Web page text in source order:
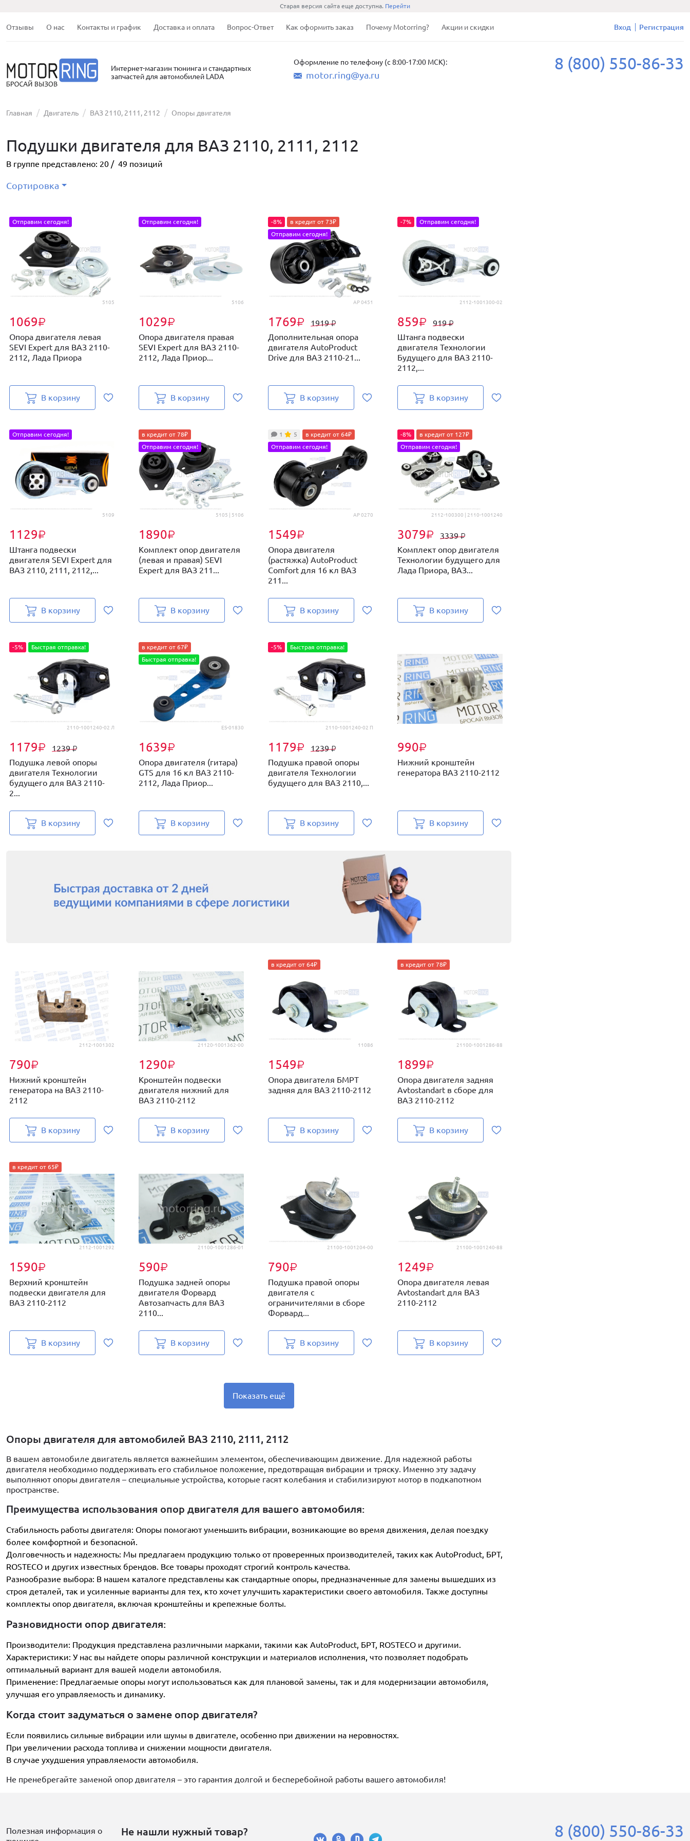
Старая версия сайта еще доступна. Перейти
Отзывы О нас Контакты и график Доставка и оплата Вопрос-Ответ Как оформить заказ Почему Motorring? Акции и скидки Вход Регистрация
Интернет-магазин тюнинга и стандартных
запчастей для автомобилей LADA
Оформление по телефону (с 8:00-17:00 МСК):
motor.ring@ya.ru
8 (800) 550-86-33
Главная Двигатель ВАЗ 2110, 2111, 2112 Опоры двигателя
Подушки двигателя для ВАЗ 2110, 2111, 2112
В группе представлено: 20 / 49 позиций
Сортировка
5105
1069₽
Отправим сегодня!
Опора двигателя левая
SEVI Expert для ВАЗ 2110-
2112, Лада Приора
В корзину
5106
1029₽
Отправим сегодня!
Опора двигателя правая
SEVI Expert для ВАЗ 2110-
2112, Лада Приор...
В корзину
AP 0451
1769₽ 1919₽
-8%
в кредит от 73₽
Отправим сегодня!
Дополнительная опора
двигателя AutoProduct
Drive для ВАЗ 2110-21...
В корзину
2112-1001300-02
859₽ 919₽
-7% Отправим сегодня!
Штанга подвески
двигателя Технологии
Будущего для ВАЗ 2110-
2112,...
В корзину
5109
1129₽
Отправим сегодня!
Штанга подвески
двигателя SEVI Expert для
ВАЗ 2110, 2111, 2112,...
В корзину
5105 | 5106
1890₽
в кредит от 78₽
Отправим сегодня!
Комплект опор двигателя
(левая и правая) SEVI
Expert для ВАЗ 211...
В корзину
AP 0270
1549₽
1 5
в кредит от 64₽
Отправим сегодня!
Опора двигателя
(растяжка) AutoProduct
Comfort для 16 кл ВАЗ
211...
В корзину
2112-100300 | 2110-1001240
3079₽ 3339₽
-8%
в кредит от 127₽
Отправим сегодня!
Комплект опор двигателя
Технологии будущего для
Лада Приора, ВАЗ...
В корзину
2110-1001240-02 Л
1179₽ 1239₽
-5% Быстрая отправка!
Подушка левой опоры
двигателя Технологии
будущего для ВАЗ 2110-
2...
В корзину
ES-01830
1639₽
в кредит от 67₽
Быстрая отправка!
Опора двигателя (гитара)
GTS для 16 кл ВАЗ 2110-
2112, Лада Приор...
В корзину
2110-1001240-02 П
1179₽ 1239₽
-5% Быстрая отправка!
Подушка правой опоры
двигателя Технологии
будущего для ВАЗ 2110,...
В корзину
990₽
Нижний кронштейн
генератора ВАЗ 2110-2112
В корзину
2112-1001302
790₽
Нижний кронштейн
генератора на ВАЗ 2110-
2112
В корзину
21120-1001362-00
1290₽
Кронштейн подвески
двигателя нижний для
ВАЗ 2110-2112
В корзину
11086
1549₽
в кредит от 64₽
Опора двигателя БМРТ
задняя для ВАЗ 2110-2112
В корзину
21100-1001286-88
1899₽
в кредит от 78₽
Опора двигателя задняя
Avtostandart в сборе для
ВАЗ 2110-2112
В корзину
2112-1001292
1590₽
в кредит от 65₽
Верхний кронштейн
подвески двигателя для
ВАЗ 2110-2112
В корзину
21100-1001286-01
590₽
Подушка задней опоры
двигателя Форвард
Автозапчасть для ВАЗ
2110...
В корзину
21100-1001204-00
790₽
Подушка правой опоры
двигателя с
ограничителями в сборе
Форвард...
В корзину
21100-1001240-88
1249₽
Опора двигателя левая
Avtostandart для ВАЗ
2110-2112
В корзину
Показать ещё
Опоры двигателя для автомобилей ВАЗ 2110, 2111, 2112
В вашем автомобиле двигатель является важнейшим элементом, обеспечивающим движение. Для надежной работы
двигателя необходимо поддерживать его стабильное положение, предотвращая вибрации и тряску. Именно эту задачу
выполняют опоры двигателя – специальные устройства, которые гасят колебания и стабилизируют мотор в подкапотном
пространстве.
Преимущества использования опор двигателя для вашего автомобиля:
Стабильность работы двигателя: Опоры помогают уменьшить вибрации, возникающие во время движения, делая поездку
более комфортной и безопасной.
Долговечность и надежность: Мы предлагаем продукцию только от проверенных производителей, таких как AutoProduct, БРТ,
ROSTECO и других известных брендов. Все товары проходят строгий контроль качества.
Разнообразие выбора: В нашем каталоге представлены как стандартные опоры, предназначенные для замены вышедших из
строя деталей, так и усиленные варианты для тех, кто хочет улучшить характеристики своего автомобиля. Также доступны
комплекты опор двигателя, включая кронштейны и крепежные болты.
Разновидности опор двигателя:
Производители: Продукция представлена различными марками, такими как AutoProduct, БРТ, ROSTECO и другими.
Характеристики: У нас вы найдете опоры различной конструкции и материалов исполнения, что позволяет подобрать
оптимальный вариант для вашей модели автомобиля.
Применение: Предлагаемые опоры могут использоваться как для плановой замены, так и для модернизации автомобиля,
улучшая его управляемость и динамику.
Когда стоит задуматься о замене опор двигателя?
Если появились сильные вибрации или шумы в двигателе, особенно при движении на неровностях.
При увеличении расхода топлива и снижении мощности двигателя.
В случае ухудшения управляемости автомобиля.
Не пренебрегайте заменой опор двигателя – это гарантия долгой и бесперебойной работы вашего автомобиля!
Полезная информация о
Не нашли нужный товар? 8 (800) 550-86-33